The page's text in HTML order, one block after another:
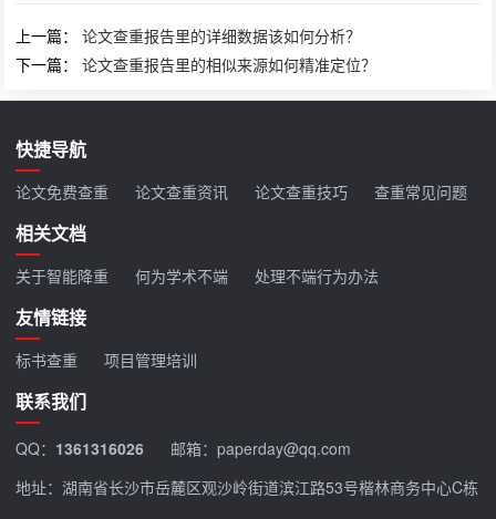
上一篇：论文查重报告里的详细数据该如何分析？
下一篇：论文查重报告里的相似来源如何精准定位？
快捷导航
论文免费查重 论文查重资讯 论文查重技巧 查重常见问题
相关文档
关于智能降重 何为学术不端 处理不端行为办法
友情链接
标书查重 项目管理培训
联系我们
QQ： 1361316026
邮箱：paperday@qq.com
地址：湖南省长沙市岳麓区观沙岭街道滨江路53号楷林商务中心C栋